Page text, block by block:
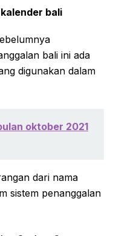
bali
bali ini ada
digunakan dalam
oktober 2021
dari nama
sistem penanggalan